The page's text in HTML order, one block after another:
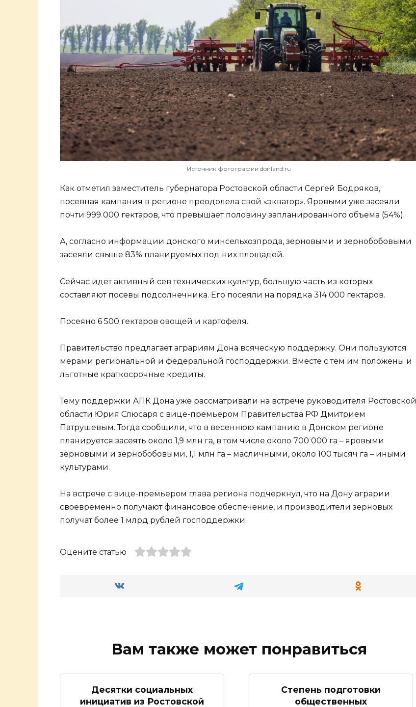
Источник фотографии donland.ru
Как отметил заместитель губернатора Ростовской области Сергей Бодряков,
посевная кампания в регионе преодолела свой «экватор». Яровыми уже засеяли
почти 999 000 гектаров, что превышает половину запланированного объема (54%).
А, согласно информации донского минсельхозпрода, зерновыми и зернобобовыми
засеяли свыше 83% планируемых под них площадей.
Сейчас идет активный сев технических культур, большую часть из которых
составляют посевы подсолнечника. Его посеяли на порядка 314 000 гектаров.
Посеяно 6 500 гектаров овощей и картофеля.
Правительство предлагает аграриям Дона всяческую поддержку. Они пользуются
мерами региональной и федеральной господдержки. Вместе с тем им положены и
льготные краткосрочные кредиты.
Тему поддержки АПК Дона уже рассматривали на встрече руководителя Ростовской
области Юрия Слюсаря с вице-премьером Правительства РФ Дмитрием
Патрушевым. Тогда сообщили, что в весеннюю кампанию в Донском регионе
планируется засеять около 1,9 млн га, в том числе около 700 000 га – яровыми
зерновыми и зернобобовыми, 1,1 млн га – масличными, около 100 тысяч га – иными
культурами.
На встрече с вице-премьером глава региона подчеркнул, что на Дону аграрии
своевременно получают финансовое обеспечение, и производители зерновых
получат более 1 млрд рублей господдержки.
Оцените статью
Вам также может понравиться
Десятки социальных
инициатив из Ростовской
Степень подготовки
общественных